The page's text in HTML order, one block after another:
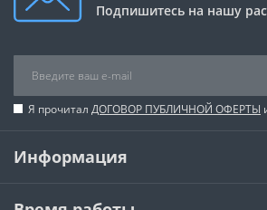
Подпишитесь на нашу
Я прочитал ДОГОВОР ПУБЛИЧНОЙ ОФЕРТЫ
Информация